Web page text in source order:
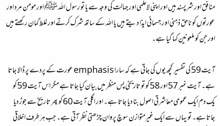
منافق اور شرپسند ہیں اور اپنی لاعلمی اور جہالت کی وجہ سے یا تو رسول اللہ ﷺ اور مومن مرد اور
عورتوں کو ناحق ذہنی اور جسمانی ایذا دیتے ہیں یا اللہ کے ساتھ شرک کرتے اور غلط گمان رکھتے ہیں
اور جن کو ملعونین کہا گیا ہے۔
آیت 59 کی تفسیر کچھ یوں کی جاتی ہے کہ سارا emphasis عورت کے پردے پر ڈالا جاتا
ہے۔ آیت نمبر 57 اور 58 کو تو تاریخی پس منظر میں بیان کیا جاتا ہے مگر اس آیت 59 کو
یک دم ایک عمومی معاشرتی اصول بنا دیا جاتا ہے۔ اور اگلی آیت 60 کو پھر تاریخ سے جوڑ دیا
جاتا ہے۔ تو یہاں سے ایک غیرمتوازن سوچ پروان چڑھتی نظر آتی ہے۔ جب ہر طرف اخلاقی